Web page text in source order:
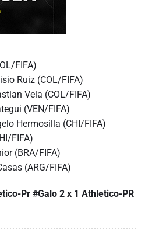
FIFA)
Ruiz (COL/FIFA)
Vela (COL/FIFA)
(VEN/FIFA)
Hermosilla (CHI/FIFA)
FIFA)
(BRA/FIFA)
(ARG/FIFA)
Pr #Galo 2 x 1 Athletico-PR